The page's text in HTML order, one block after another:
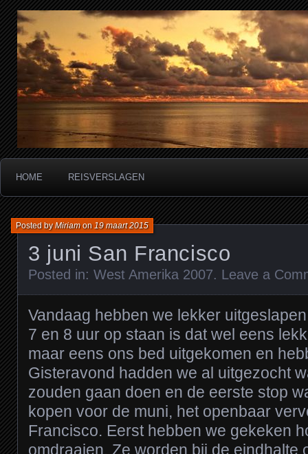
Miriam's reisverslagen
HOME REISVERSLAGEN
3 juni San Francisco
Posted byMiriamon19 maart 2015
Posted in: West Amerika 2007. Leave a
Vandaag hebben we lekker
7 en 8 uur op staan is dat wel eens
maar eens ons bed uitgekomen en
Gisteravond hadden we al uitgezocht
zouden gaan doen en de eerste stop
kopen voor de muni, het openbaar
Francisco. Eerst hebben we gekeken
omdraaien. Ze worden bij de eindhalte